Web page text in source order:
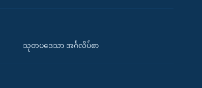
သုတပဒေသာ အင်္ဂလိပ်စာ